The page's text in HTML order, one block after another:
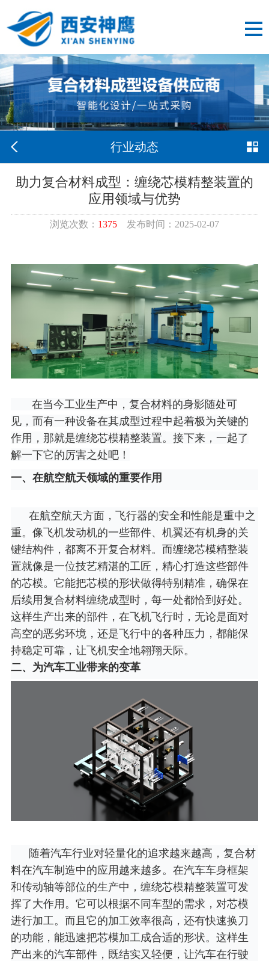
行业动态
助力复合材料成型：缠绕芯模精整装置的
应用领域与优势
浏览次数： 1375发布时间：2025-02-07
在当今工业生产中，复合材料的身影随处可
见，而有一种设备在其成型过程中起着极为关键的
作用，那就是缠绕芯模精整装置。接下来，一起了
解一下它的厉害之处吧！
一、在航空航天领域的重要作用
在航空航天方面，飞行器的安全和性能是重中之
重。像飞机发动机的一些部件、机翼还有机身的关
键结构件，都离不开复合材料。而缠绕芯模精整装
置就像是一位技艺精湛的工匠，精心打造这些部件
的芯模。它能把芯模的形状做得特别精准，确保在
后续用复合材料缠绕成型时，每一处都恰到好处。
这样生产出来的部件，在飞机飞行时，无论是面对
高空的恶劣环境，还是飞行中的各种压力，都能保
持稳定可靠，让飞机安全地翱翔天际。
二、为汽车工业带来的变革
随着汽车行业对轻量化的追求越来越高，复合材
料在汽车制造中的应用越来越多。在汽车车身框架
和传动轴等部位的生产中，缠绕芯模精整装置可发
挥了大作用。它可以根据不同车型的需求，对芯模
进行加工。而且它的加工效率很高，还有快速换刀
的功能，能迅速把芯模加工成合适的形状。这样生
产出来的汽车部件，既结实又轻便，让汽车在行驶